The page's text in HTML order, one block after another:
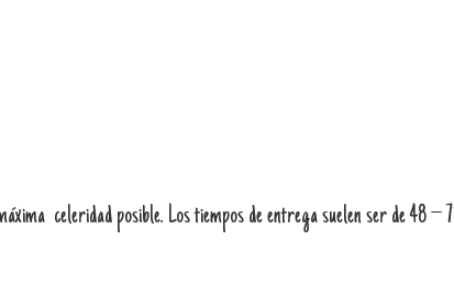
celeridad posible. Los tiempos de entrega suelen ser de 48 –